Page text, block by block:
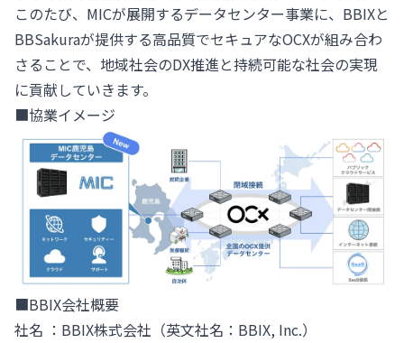
このたび、MICが展開するデータセンター事業に、BBIXと
BBSakuraが提供する高品質でセキュアなOCXが組み合わ
さることで、地域社会のDX推進と持続可能な社会の実現
に貢献していきます。
■協業イメージ
■BBIX会社概要
社名 ：BBIX株式会社（英文社名：BBIX, Inc.）